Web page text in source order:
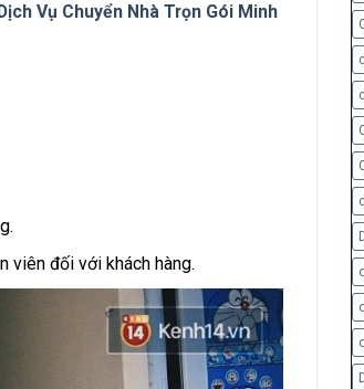
Dịch Vụ Chuyển Nhà Trọn Gói Minh
viên đối với khách hàng.